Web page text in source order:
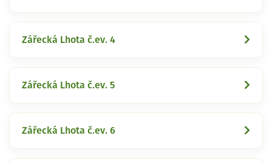
Zářecká Lhota č.ev. 4
Zářecká Lhota č.ev. 5
Zářecká Lhota č.ev. 6